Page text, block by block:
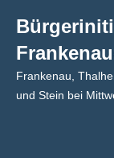
Inhalt
springen
Frankenau,
und Stein bei